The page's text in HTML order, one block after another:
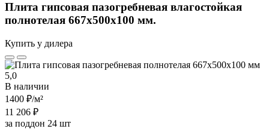
Плита гипсовая пазогребневая влагостойкая
полнотелая 667х500х100 мм.
Купить у дилера
5,0
В наличии
1400 ₽/м²
11 206 ₽
за поддон 24 шт